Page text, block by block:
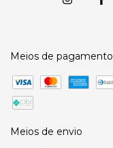
Meios de pagamento
Meios de envio